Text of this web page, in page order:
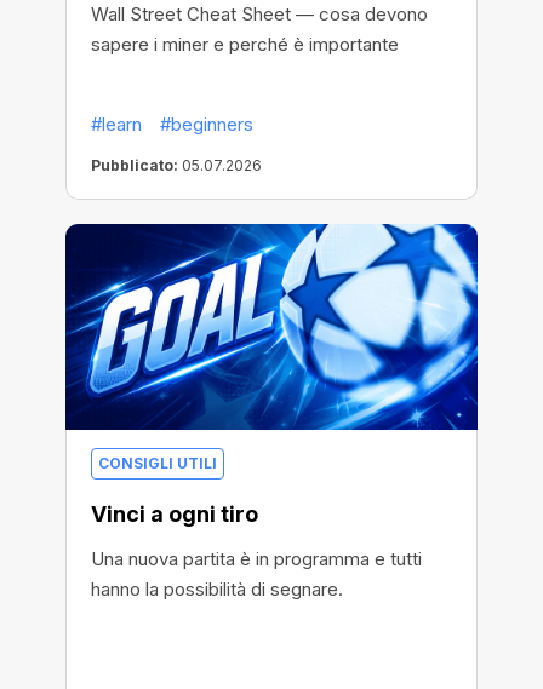
Wall Street Cheat Sheet — cosa devono
sapere i miner e perché è importante
#learn #beginners
Pubblicato: 05.07.2026
CONSIGLI UTILI
Vinci a ogni tiro
Una nuova partita è in programma e tutti
hanno la possibilità di segnare.